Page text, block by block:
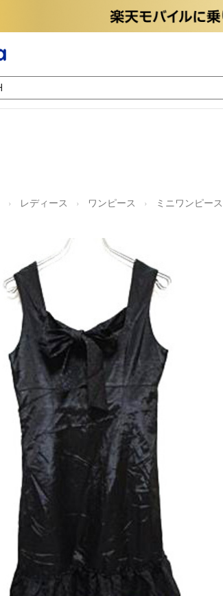
レディース ワンピース ミニワンピース